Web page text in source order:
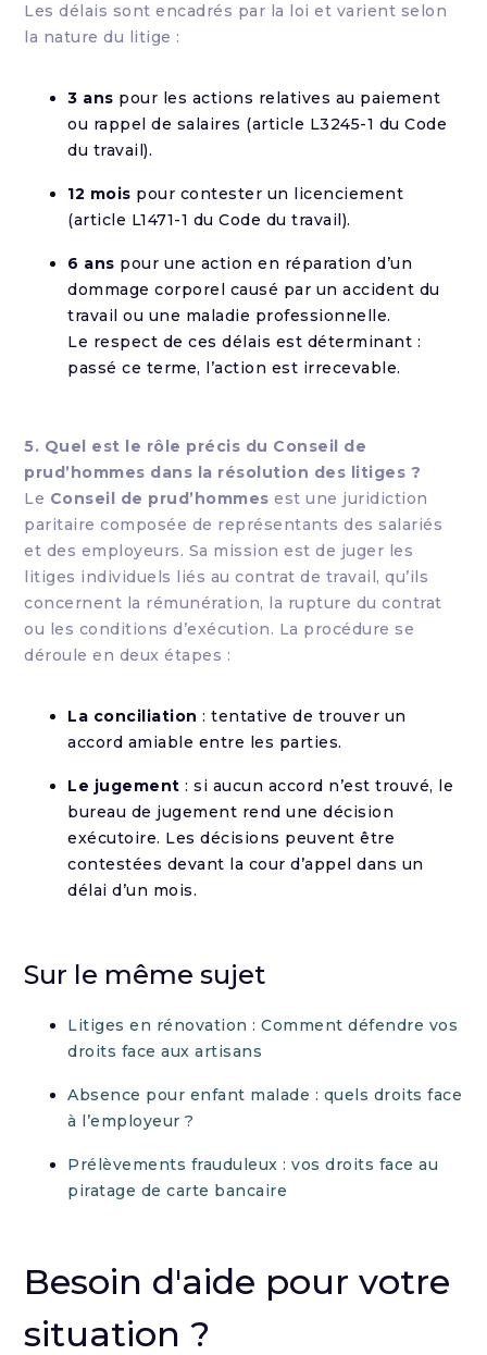
Les délais sont encadrés par la loi et varient selon
la nature du litige :
3 ans pour les actions relatives au paiement
ou rappel de salaires (article L3245-1 du Code
du travail).
12 mois pour contester un licenciement
(article L1471-1 du Code du travail).
6 ans pour une action en réparation d’un
dommage corporel causé par un accident du
travail ou une maladie professionnelle.
Le respect de ces délais est déterminant :
passé ce terme, l’action est irrecevable.
5. Quel est le rôle précis du Conseil de
prud’hommes dans la résolution des litiges ?
Le Conseil de prud’hommes est une juridiction
paritaire composée de représentants des salariés
et des employeurs. Sa mission est de juger les
litiges individuels liés au contrat de travail, qu’ils
concernent la rémunération, la rupture du contrat
ou les conditions d’exécution. La procédure se
déroule en deux étapes :
La conciliation : tentative de trouver un
accord amiable entre les parties.
Le jugement : si aucun accord n’est trouvé, le
bureau de jugement rend une décision
exécutoire. Les décisions peuvent être
contestées devant la cour d’appel dans un
délai d’un mois.
Sur le même sujet
Litiges en rénovation : Comment défendre vos
droits face aux artisans
Absence pour enfant malade : quels droits face
à l’employeur ?
Prélèvements frauduleux : vos droits face au
piratage de carte bancaire
Besoin d'aide pour votre
situation ?